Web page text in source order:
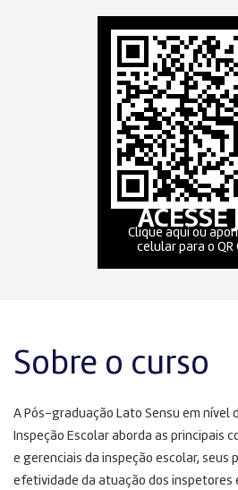
Sobre o curso
A Pós-graduação Lato Sensu em nível
Inspeção Escolar aborda as principais
e gerenciais da inspeção escolar, seus
efetividade da atuação dos inspetores
ACESSE
Clique aqui ou
celular para o QR